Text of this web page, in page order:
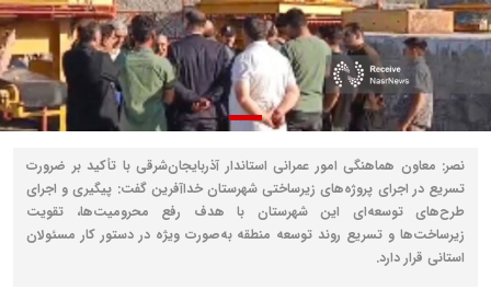
نصر: معاون هماهنگی امور عمرانی استاندار آذربایجان‌شرقی با تأکید بر ضرورت
تسریع در اجرای پروژه‌های زیرساختی شهرستان خداآفرین گفت: پیگیری و اجرای
طرح‌های توسعه‌ای این شهرستان با هدف رفع محرومیت‌ها، تقویت
زیرساخت‌ها و تسریع روند توسعه منطقه به‌صورت ویژه در دستور کار مسئولان
استانی قرار دارد.